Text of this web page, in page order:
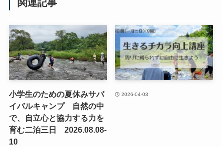
関連記事
小学生のための夏休みサバ
イバルキャンプ 自然の中
で、自立心と協力する力を
育む二泊三日 2026.08.08-
10
2026-04-03